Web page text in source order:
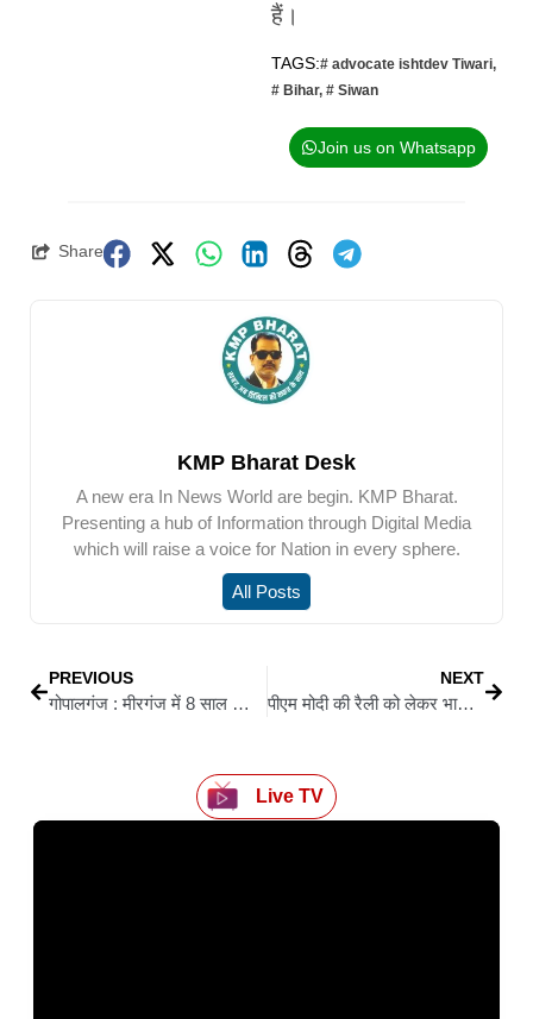
हैं।
TAGS:# advocate ishtdev Tiwari,
# Bihar, # Siwan
Join us on Whatsapp
Share
KMP Bharat Desk
A new era In News World are begin. KMP Bharat.
Presenting a hub of Information through Digital Media
which will raise a voice for Nation in every sphere.
All Posts
PREVIOUS
गोपालगंज : मीरगंज में 8 साल का मासूम झरही के पास मिला मृत, शव की हालत देख कांपे लोग
NEXT
पीएम मोदी की रैली को लेकर भाजपा कार्यालय में बनी रणनीति: सिवान से रवाना हुआ एनडीए का प्रचार रथ
Live TV